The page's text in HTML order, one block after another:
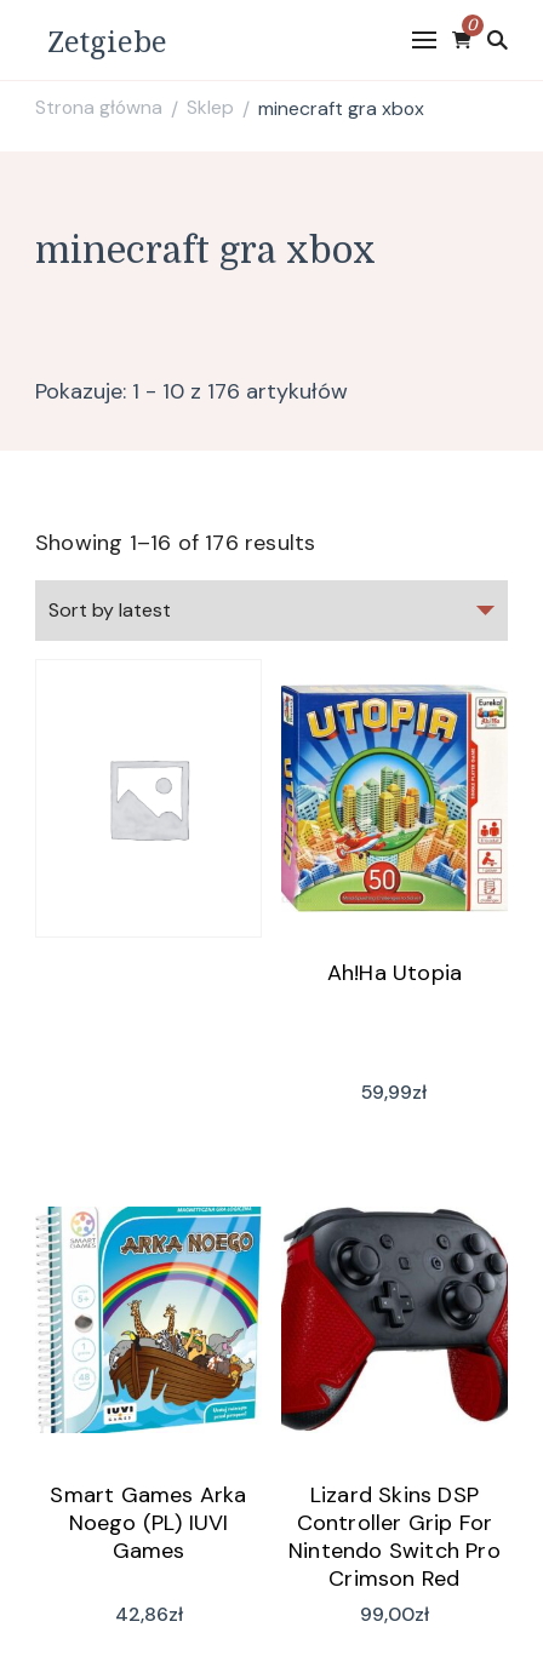
Zetgiebe 0
Strona główna / Sklep / minecraft gra xbox
minecraft gra xbox
Pokazuje: 1 - 10 z 176 artykułów
Showing 1–16 of 176 results
Ah!Ha Utopia
59,99zł
Smart Games Arka
Noego (PL) IUVI
Games
42,86zł
Lizard Skins DSP
Controller Grip For
Nintendo Switch Pro
Crimson Red
99,00zł